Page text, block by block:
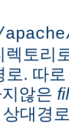
렉토리
로. 따
않은
대경